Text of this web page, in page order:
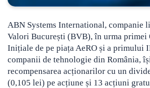
ABN Systems International, companie
Valori București (BVB), în urma primei
Inițiale de pe piața AeRO și a primului
companii de tehnologie din România,
recompensarea acționarilor cu un
(0,105 lei) pe acțiune și 13 acțiuni